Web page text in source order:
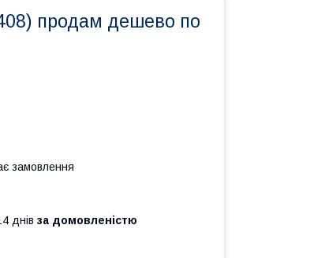
продам дешево по
замовлення
днів за домовленістю